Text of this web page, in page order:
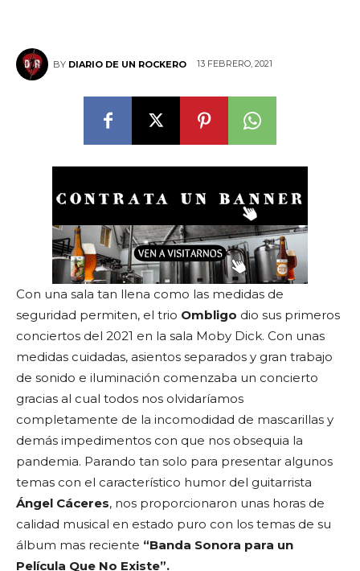
BY DIARIO DE UN ROCKERO 13 FEBRERO, 2021
Con una sala tan llena como las medidas de
seguridad permiten, el trio Ombligo dio sus primeros
conciertos del 2021 en la sala Moby Dick. Con unas
medidas cuidadas, asientos separados y gran trabajo
de sonido e iluminación comenzaba un concierto
gracias al cual todos nos olvidaríamos
completamente de la incomodidad de mascarillas y
demás impedimentos con que nos obsequia la
pandemia. Parando tan solo para presentar algunos
temas con el característico humor del guitarrista
Ángel Cáceres, nos proporcionaron unas horas de
calidad musical en estado puro con los temas de su
álbum mas reciente “Banda Sonora para un
Película Que No Existe”.